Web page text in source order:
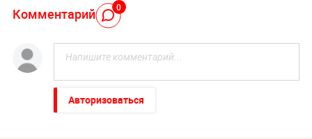
Комментарий 0
Авторизоваться